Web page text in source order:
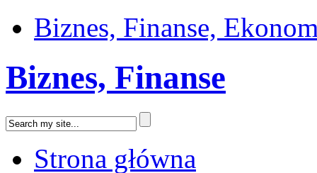
Biznes, Finanse,
Biznes, Finanse
Strona główna